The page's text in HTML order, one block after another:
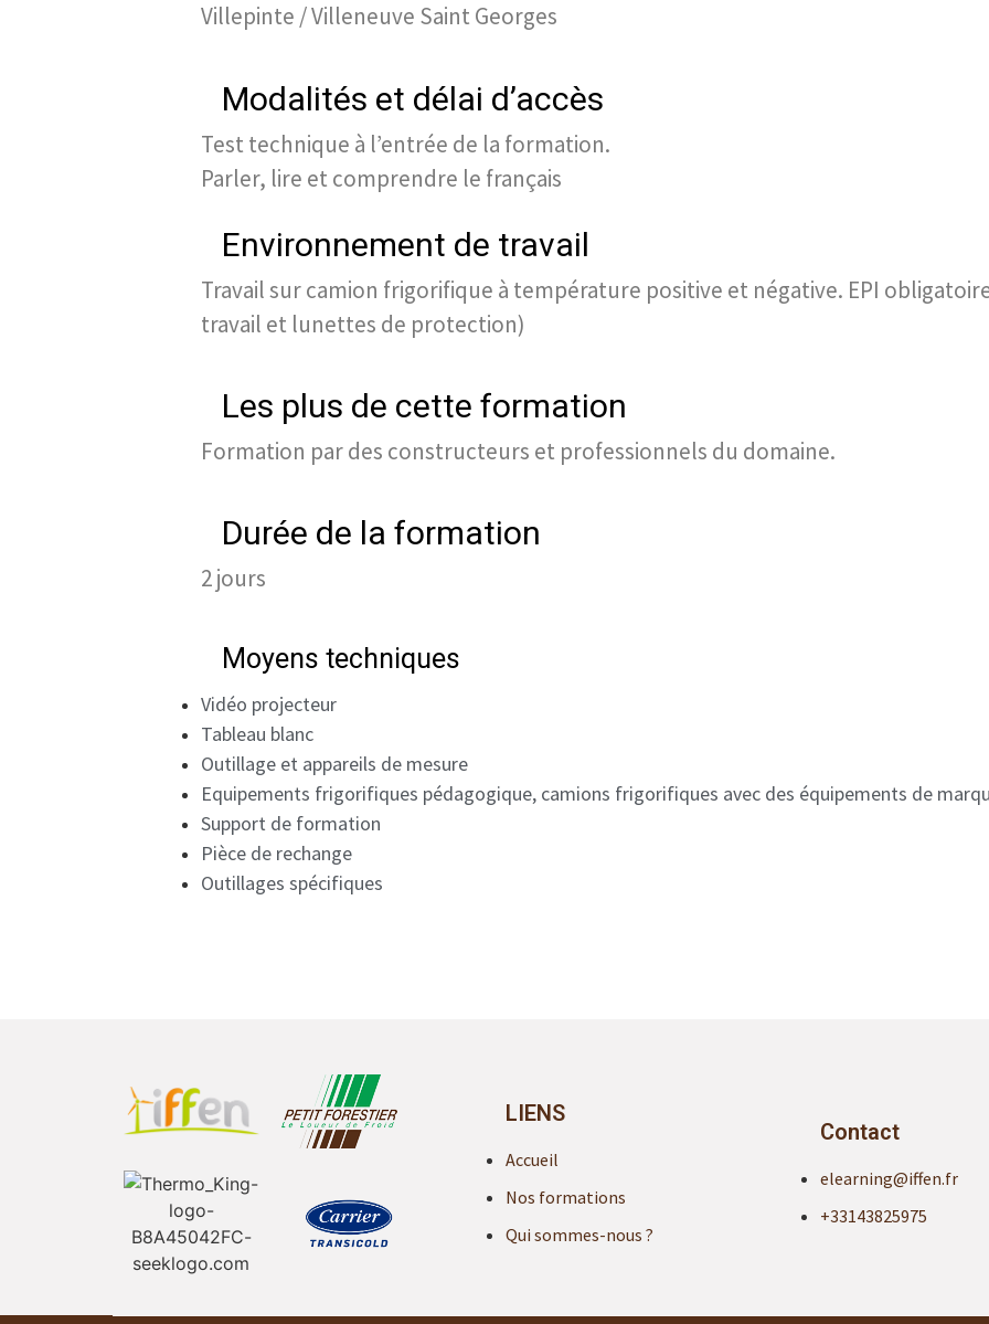
Villepinte / Villeneuve Saint Georges
Modalités et délai d’accès
Test technique à l’entrée de la formation.
Parler, lire et comprendre le français
Environnement de travail
Travail sur camion frigorifique à température positive et négative. EPI
travail et lunettes de protection)
Les plus de cette formation
Formation par des constructeurs et professionnels du domaine.
Durée de la formation
2 jours
Moyens techniques
Vidéo projecteur
Tableau blanc
Outillage et appareils de mesure
Equipements frigorifiques pédagogique, camions frigorifiques avec des équipements de
Support de formation
Pièce de rechange
Outillages spécifiques
LIENS
Accueil
Nos formations
Qui sommes-nous ?
Contact
elearning@iffen.fr
+33143825975